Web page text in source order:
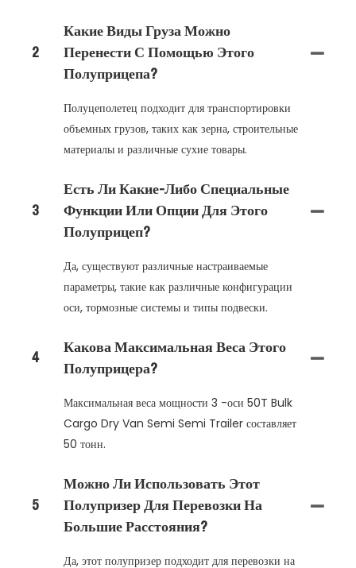
2
Какие Виды Груза Можно
Перенести С Помощью Этого
Полуприцепа?
Полуцеполетец подходит для транспортировки
объемных грузов, таких как зерна, строительные
материалы и различные сухие товары.
3
Есть Ли Какие-Либо Специальные
Функции Или Опции Для Этого
Полуприцеп?
Да, существуют различные настраиваемые
параметры, такие как различные конфигурации
оси, тормозные системы и типы подвески.
4
Какова Максимальная Веса Этого
Полуприцера?
Максимальная веса мощности 3 -оси 50T Bulk
Cargo Dry Van Semi Semi Trailer составляет
50 тонн.
5
Можно Ли Использовать Этот
Полупризер Для Перевозки На
Большие Расстояния?
Да, этот полупризер подходит для перевозки на